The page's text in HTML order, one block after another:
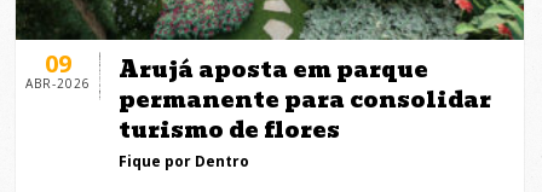
09
ABR-2026
Arujá aposta em parque
permanente para consolidar
turismo de flores
Fique por Dentro